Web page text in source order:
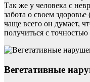
Так же у человека с
забота о своем
чаще всего он думает,
получиться с точностью
Вегетативные